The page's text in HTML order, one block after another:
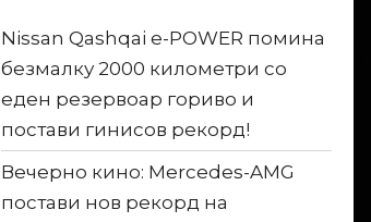
Nissan Qashqai e-POWER помина
безмалку 2000 километри со
еден резервоар гориво и
постави гинисов рекорд!
Вечерно кино: Mercedes-AMG
постави нов рекорд на